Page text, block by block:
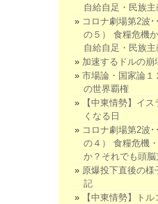
自給自足・民族主
コロナ劇場第2波
の５） 食糧危機
自給自足・民族主
加速するドルの崩
市場論・国家論１
の世界覇権
【中東情勢】イ
くなる日
コロナ劇場第2波
の４） 食糧危機
か？それでも頭脳
原爆投下直後の
記
【中東情勢】ト